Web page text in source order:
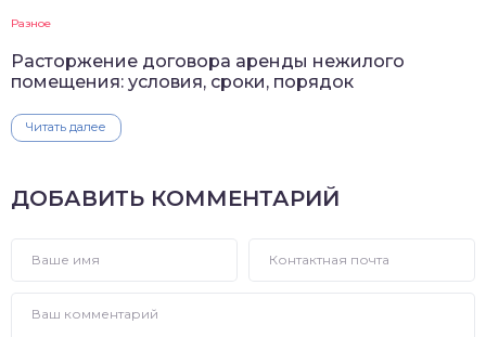
Разное
Расторжение договора аренды нежилого
помещения: условия, сроки, порядок
Читать далее
ДОБАВИТЬ КОММЕНТАРИЙ